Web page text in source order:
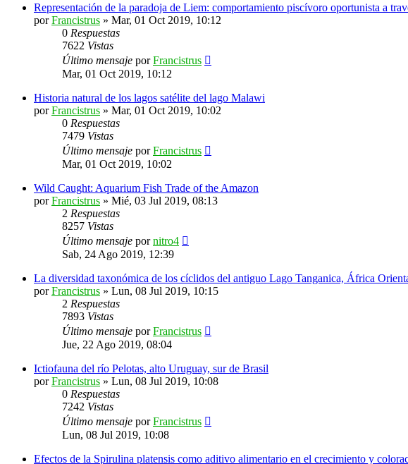
Representación de la paradoja de Liem: comportamiento piscívoro oportunista a
porFrancistrus » Mar, 01 Oct 2019, 10:12
0 Respuestas
7622 Vistas
Último mensaje porFrancistrus
Mar, 01 Oct 2019, 10:12
Historia natural de los lagos satélite del lago Malawi
porFrancistrus » Mar, 01 Oct 2019, 10:02
0 Respuestas
7479 Vistas
Último mensaje porFrancistrus
Mar, 01 Oct 2019, 10:02
Wild Caught: Aquarium Fish Trade of the Amazon
porFrancistrus » Mié, 03 Jul 2019, 08:13
2 Respuestas
8257 Vistas
Último mensaje pornitro4
Sab, 24 Ago 2019, 12:39
La diversidad taxonómica de los cíclidos del antiguo Lago Tanganica, África
porFrancistrus » Lun, 08 Jul 2019, 10:15
2 Respuestas
7893 Vistas
Último mensaje porFrancistrus
Jue, 22 Ago 2019, 08:04
Ictiofauna del río Pelotas, alto Uruguay, sur de Brasil
porFrancistrus » Lun, 08 Jul 2019, 10:08
0 Respuestas
7242 Vistas
Último mensaje porFrancistrus
Lun, 08 Jul 2019, 10:08
Efectos de la Spirulina platensis como aditivo alimentario en el crecimiento y